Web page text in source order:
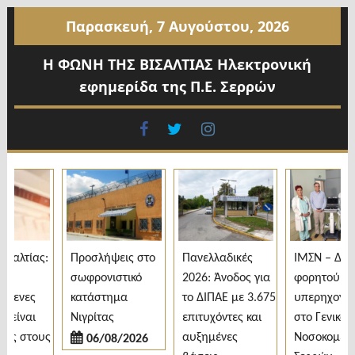
περιεχόμενο
Παρασκευή, 7 Αυγούστου, 2026
Η ΦΩΝΗ ΤΗΣ ΒΙΣΑΛΤΙΑΣ Ηλεκτρονική
εφημερίδα της Π.Ε. Σερρών
facebook
twitter
στους
Προσλήψεις στο
σωφρονιστικό
κατάστημα
Νιγρίτας
06/08/2026
Πανελλαδικές
2026: Άνοδος για
το ΔΙΠΑΕ με 3.675
επιτυχόντες και
αυξημένες
ΙΜΣΝ –
φορητού
στο Γενικό
Νοσοκομείο